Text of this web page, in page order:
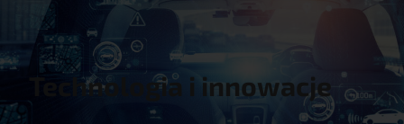
Technologia i innowacje